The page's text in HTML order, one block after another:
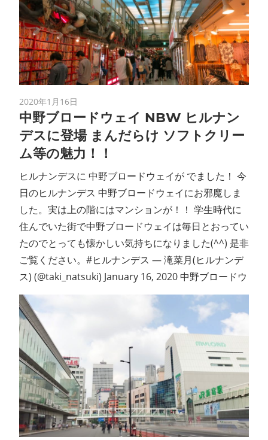
2020年1月16日
中野ブロードウェイ NBW ヒルナン
デスに登場 まんだらけ ソフトクリー
ム等の魅力！！
ヒルナンデスに 中野ブロードウェイが でました！ 今
日のヒルナンデス 中野ブロードウェイにお邪魔しま
した。実は上の階にはマンションが！！ 学生時代に
住んでいた街で中野ブロードウェイは毎日とおってい
たのでとっても懐かしい気持ちになりました(^^) 是非
ご覧ください。#ヒルナンデス — 滝菜月(ヒルナンデ
ス) (@taki_natsuki) January 16, 2020 中野ブロードウ